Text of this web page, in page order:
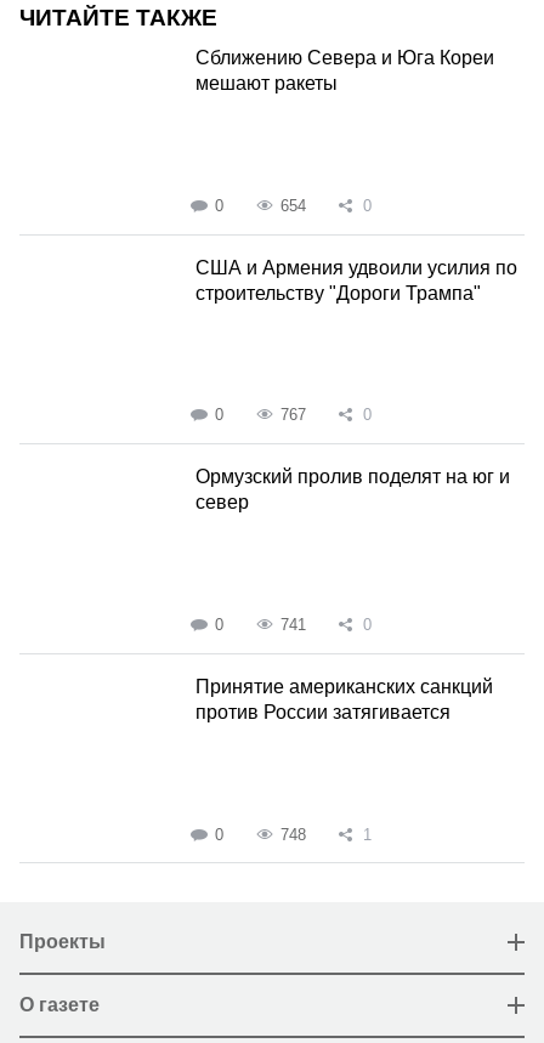
ЧИТАЙТЕ ТАКЖЕ
Сближению Севера и Юга Кореи
мешают ракеты
0 654 0
США и Армения удвоили усилия по
строительству "Дороги Трампа"
0 767 0
Ормузский пролив поделят на юг и
север
0 741 0
Принятие американских санкций
против России затягивается
0 748 1
Проекты
О газете